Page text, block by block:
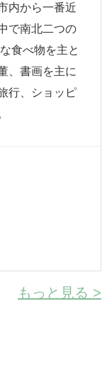
内から一番近
で南北二つの
食べ物を主と
、書画を主に
行、ショッピ
もっと見る >